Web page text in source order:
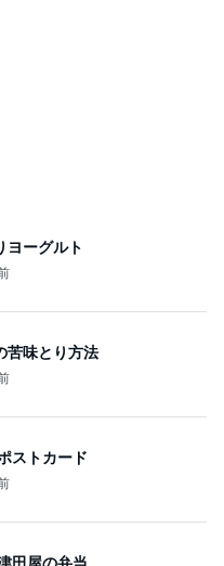
ヨーグルト
苦味とり方法
ストカード
田屋の弁当